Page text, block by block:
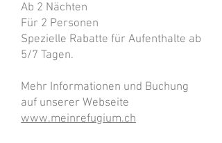
Ab 2 Nächten
Für 2 Personen
Spezielle Rabatte für Aufenthalte ab
5/7 Tagen.
Mehr Informationen und Buchung
auf unserer Webseite
www.meinrefugium.ch